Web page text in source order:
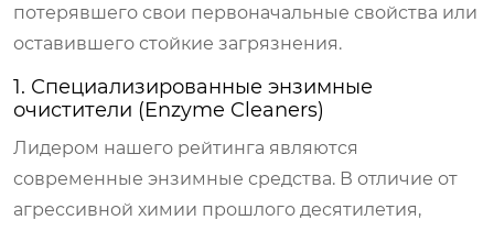
потерявшего свои первоначальные свойства или
оставившего стойкие загрязнения.
1. Специализированные энзимные
очистители (Enzyme Cleaners)
Лидером нашего рейтинга являются
современные энзимные средства. В отличие от
агрессивной химии прошлого десятилетия,